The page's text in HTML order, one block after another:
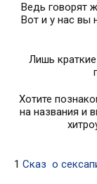
Ведь говорят
Вот и у нас вы
Лишь
Хотите
на названия и
1 Сказ о